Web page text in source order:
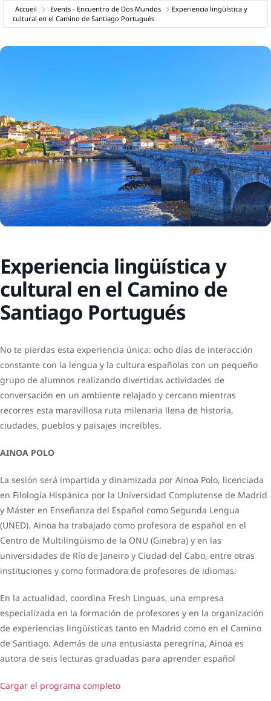
Accueil Events - Encuentro de Dos Mundos
Experiencia lingüística y
cultural en el Camino de Santiago Portugués
Experiencia lingüística y
cultural en el Camino de
Santiago Portugués
No te pierdas esta experiencia única: ocho días de interacción
constante con la lengua y la cultura españolas con un pequeño
grupo de alumnos realizando divertidas actividades de
conversación en un ambiente relajado y cercano mientras
recorres esta maravillosa ruta milenaria llena de historia,
ciudades, pueblos y paisajes increíbles.
AINOA POLO
La sesión será impartida y dinamizada por Ainoa Polo, licenciada
en Filología Hispánica por la Universidad Complutense de Madrid
y Máster en Enseñanza del Español como Segunda Lengua
(UNED). Ainoa ha trabajado como profesora de español en el
Centro de Multilingüismo de la ONU (Ginebra) y en las
universidades de Río de Janeiro y Ciudad del Cabo, entre otras
instituciones y como formadora de profesores de idiomas.
En la actualidad, coordina Fresh Linguas, una empresa
especializada en la formación de profesores y en la organización
de experiencias lingüísticas tanto en Madrid como en el Camino
de Santiago. Además de una entusiasta peregrina, Ainoa es
autora de seis lecturas graduadas para aprender español
Cargar el programa completo